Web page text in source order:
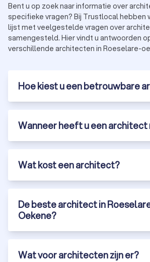
Bent u op zoek naar informatie over
specifieke vragen? Bij Trustlocal hebben
lijst met veelgestelde vragen over
samengesteld. Hier vindt u antwoorden
verschillende architecten in Roeselare-
Hoe kiest u een betrouwbare
Wanneer heeft u een architect
Wat kost een architect?
De beste architect in
Oekene?
Wat voor architecten zijn er?